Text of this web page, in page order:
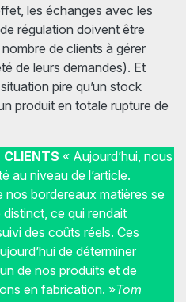
les échanges avec les
régulation doivent être
de clients à gérer
de leurs demandes). Et
pire qu’un stock
produit en totale rupture de
CLIENTS « Aujourd’hui, nous
au niveau de l’article.
nos bordereaux matières se
ce qui rendait
des coûts réels. Ces
de déterminer
de nos produits et de
en fabrication. »Tom